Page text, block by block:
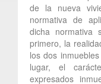
de la nueva
normativa de
dicha normativa
primero, la
los dos
lugar, el
expresados